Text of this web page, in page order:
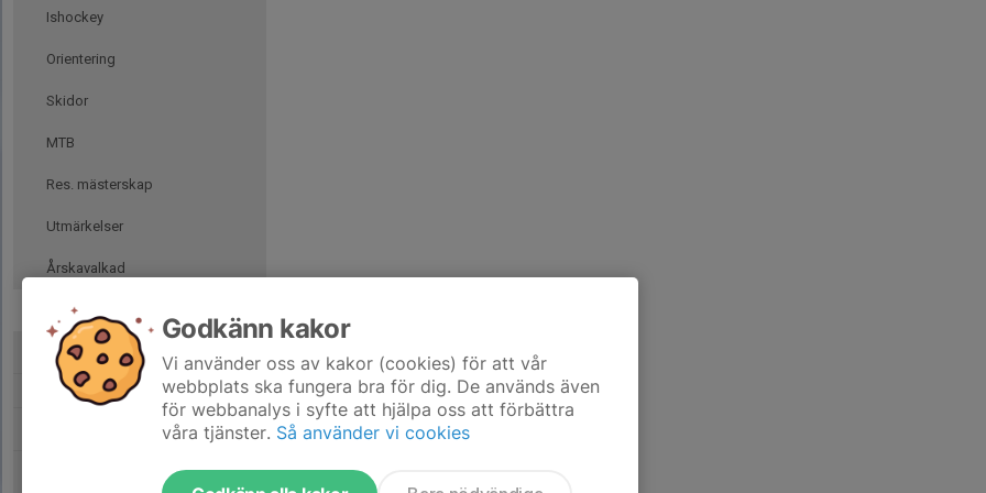
Ishockey
Orientering
Skidor
MTB
Res. mästerskap
Utmärkelser
Årskavalkad
Tidigare sektioner
Tidigare kommitte
Godkänn kakor
Vi använder oss av kakor (cookies) för att vår
webbplats ska fungera bra för dig. De används även
för webbanalys i syfte att hjälpa oss att förbättra
våra tjänster. Så använder vi cookies